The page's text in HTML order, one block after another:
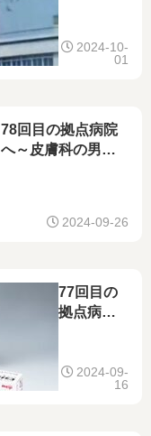
2024-10-
01
78回目の拠点病院
へ～皮膚科の男性
2024-09-26
77回目の
拠点病院
者？～
2024-09-
16